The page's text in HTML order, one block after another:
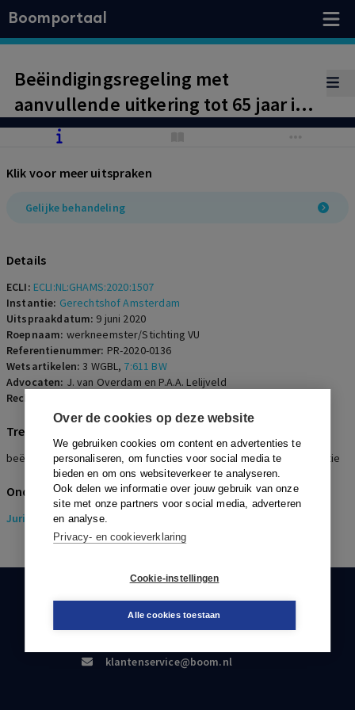
Over de cookies op deze website
We gebruiken cookies om content en advertenties te
personaliseren, om functies voor social media te
bieden en om ons websiteverkeer te analyseren.
Ook delen we informatie over jouw gebruik van onze
site met onze partners voor social media, adverteren
en analyse.
Privacy- en cookieverklaring
Cookie-instellingen
Alle cookies toestaan
Boomportaal
Beëindigingsregeling met
aanvullende uitkering tot 65 jaar is
na verhoging AOW-leeftijd geen
Klik voor meer uitspraken
Gelijke behandeling
Details
ECLI: ECLI:NL:GHAMS:2020:1507
Instantie: Gerechtshof Amsterdam
Uitspraakdatum: 9 juni 2020
Roepnaam: werkneemster/Stichting VU
Referentienummer: PR-2020-0136
Wetsartikelen:3 WGBL, 7:611 BW
Advocaten: J. van Overdam en P.A.A. Lelijveld
Rechters:
Trefwoorden
beëindigingsregeling, Verhoging AOW leeftijd, Leeftijdsdiscriminatie
Onderwerpen
Juridisch> Pensioenrecht
KLANTENSERVICE
088-0301000
klantenservice@boom.nl